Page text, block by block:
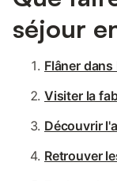
séjour
Flâner
Visiter la
Découvrir
Retrouver